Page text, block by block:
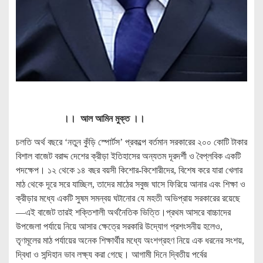
।। আল আমিন মুক্ত ।।
চলতি অর্থ বছরে ‘নতুন কুঁড়ি স্পোর্টস’ প্রকল্পে বর্তমান সরকারের ২০০ কোটি টাকার
বিশাল বাজেট বরাদ্দ দেশের ক্রীড়া ইতিহাসের অন্যতম দূরদর্শী ও বৈপ্লবিক একটি
পদক্ষেপ। ১২ থেকে ১৪ বছর বয়সী কিশোর-কিশোরীদের, বিশেষ করে যারা খেলার
মাঠ থেকে দূরে সরে যাচ্ছিল, তাদের মাঠের সবুজ ঘাসে ফিরিয়ে আনার এবং শিক্ষা ও
ক্রীড়ার মধ্যে একটি সুষম সমন্বয় ঘটানোর যে মহতী অভিপ্রায় সরকারের রয়েছে
—এই বাজেট তারই শক্তিশালী অর্থনৈতিক ভিত্তি।প্রথম আসরে বাচ্চাদের
উপজেলা পর্যায়ে নিয়ে আসার ক্ষেত্রে সরকারি উদ্যোগ প্রশংসনীয় হলেও,
তৃণমূলের মাঠ পর্যায়ের অনেক শিক্ষার্থীর মধ্যে অংশগ্রহণ নিয়ে এক ধরনের সংশয়,
দ্বিধা ও সন্দিহান ভাব লক্ষ্য করা গেছে। আগামী দিনে দ্বিতীয় পর্বের